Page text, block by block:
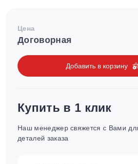
Цена
Договорная
Добавить в корзину
Купить в 1 клик
Наш менеджер свяжется с Вами
деталей заказа